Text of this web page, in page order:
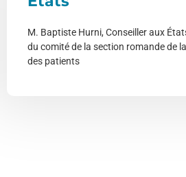
M. Baptiste Hurni, Conseiller aux
du comité de la section romande de
des patients